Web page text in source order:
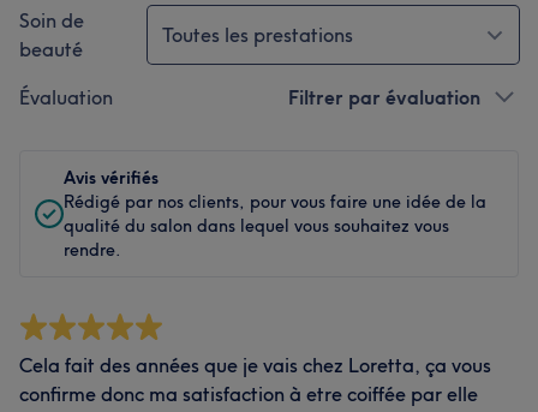
Soin de
beauté
Toutes les prestations
Évaluation Filtrer par évaluation
Avis vérifiés
Rédigé par nos clients, pour vous faire une idée de la
qualité du salon dans lequel vous souhaitez vous
rendre.
Cela fait des années que je vais chez Loretta, ça vous
confirme donc ma satisfaction à etre coiffée par elle